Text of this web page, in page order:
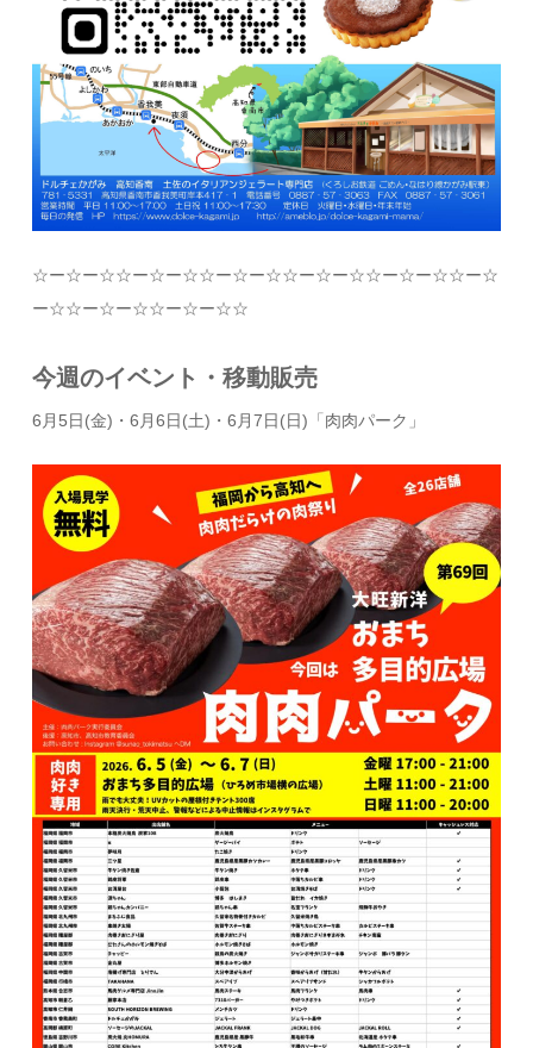
☆ー☆ー☆☆ー☆ー☆☆ー☆ー☆☆ー☆ー☆☆ー☆ー☆☆ー☆
ー☆☆ー☆ー☆☆ー☆ー☆☆
今週のイベント・移動販売
6月5日(金)・6月6日(土)・6月7日(日)「肉肉パーク」